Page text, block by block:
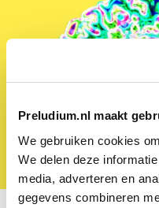
Preludium.nl maakt
We gebruiken cookies
We delen deze
media, adverteren en
gegevens combineren
Hersenen